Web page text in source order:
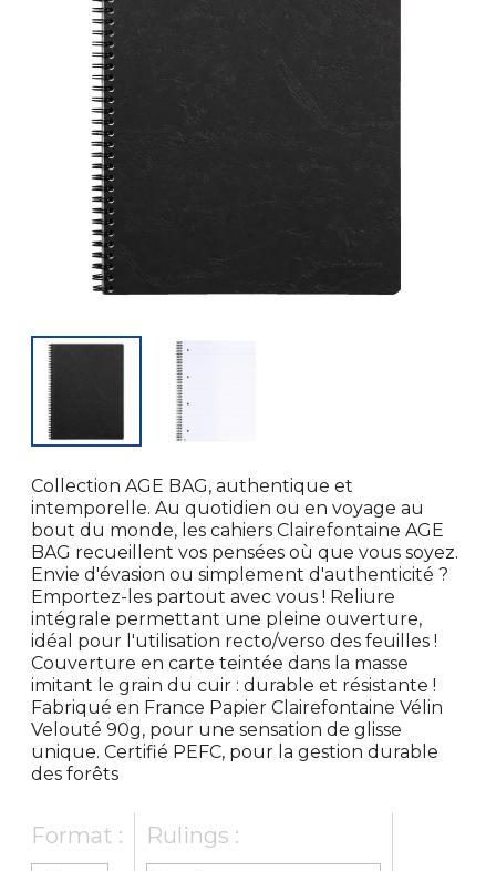
Collection AGE BAG, authentique et
intemporelle. Au quotidien ou en voyage au
bout du monde, les cahiers Clairefontaine AGE
BAG recueillent vos pensées où que vous soyez.
Envie d'évasion ou simplement d'authenticité ?
Emportez-les partout avec vous ! Reliure
intégrale permettant une pleine ouverture,
idéal pour l'utilisation recto/verso des feuilles !
Couverture en carte teintée dans la masse
imitant le grain du cuir : durable et résistante !
Fabriqué en France Papier Clairefontaine Vélin
Velouté 90g, pour une sensation de glisse
unique. Certifié PEFC, pour la gestion durable
des forêts
Format : Rulings :